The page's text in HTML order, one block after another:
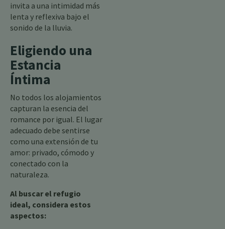
invita a una intimidad más
lenta y reflexiva bajo el
sonido de la lluvia.
Eligiendo una
Estancia
Íntima
No todos los alojamientos
capturan la esencia del
romance por igual. El lugar
adecuado debe sentirse
como una extensión de tu
amor: privado, cómodo y
conectado con la
naturaleza.
Al buscar el refugio
ideal, considera estos
aspectos: